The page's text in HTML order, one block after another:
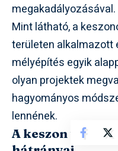
megakadályozásával.
Mint látható, a
területen alkalmazott
mélyépítés egyik
olyan projektek
hagyományos
lennének.
A keszon